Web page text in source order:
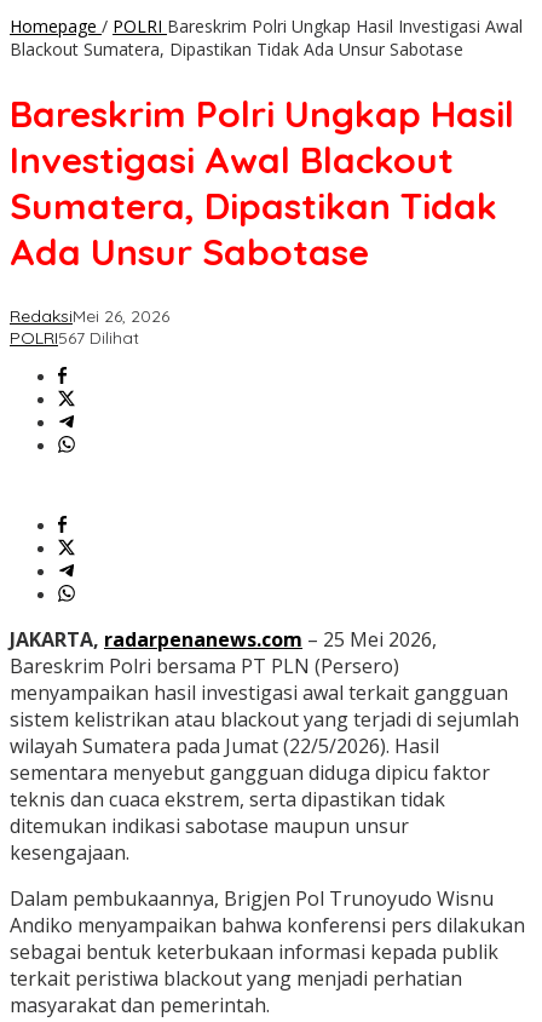
Homepage / POLRI Bareskrim Polri Ungkap Hasil Investigasi Awal
Blackout Sumatera, Dipastikan Tidak Ada Unsur Sabotase
Bareskrim Polri Ungkap Hasil
Investigasi Awal Blackout
Sumatera, Dipastikan Tidak
Ada Unsur Sabotase
RedaksiMei 26, 2026
POLRI567 Dilihat
JAKARTA, radarpenanews.com – 25 Mei 2026,
Bareskrim Polri bersama PT PLN (Persero)
menyampaikan hasil investigasi awal terkait gangguan
sistem kelistrikan atau blackout yang terjadi di sejumlah
wilayah Sumatera pada Jumat (22/5/2026). Hasil
sementara menyebut gangguan diduga dipicu faktor
teknis dan cuaca ekstrem, serta dipastikan tidak
ditemukan indikasi sabotase maupun unsur
kesengajaan.
Dalam pembukaannya, Brigjen Pol Trunoyudo Wisnu
Andiko menyampaikan bahwa konferensi pers dilakukan
sebagai bentuk keterbukaan informasi kepada publik
terkait peristiwa blackout yang menjadi perhatian
masyarakat dan pemerintah.